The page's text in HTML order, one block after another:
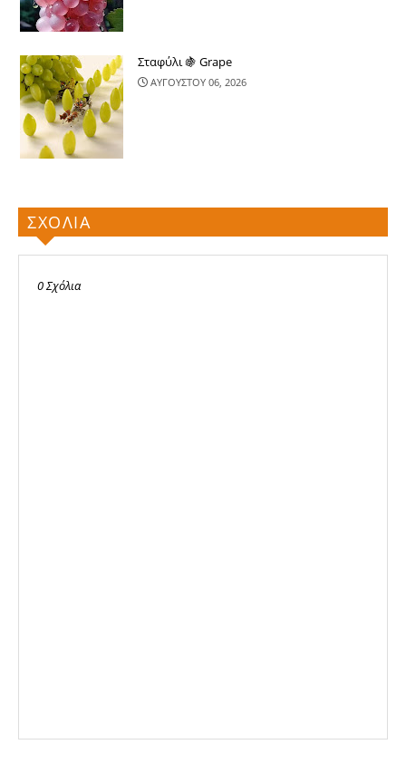
Σταφύλι 🍇 Grape
ΑΥΓΟΥΣΤΟΥ 06, 2026
ΣΧΟΛΙΑ
0 Σχόλια